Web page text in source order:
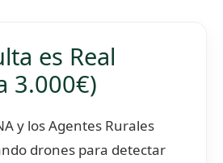
es Real
3.000€)
y los Agentes Rurales
drones para detectar